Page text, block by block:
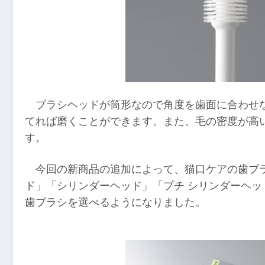
ブラシヘッドが筒形なので角度を歯面に合わ
てれば磨くことができます。また、毛の密度が
す。
今回の新商品の追加によって、猫口ケアの歯
ド」「シリンダーヘッド」「プチ シリンダーヘ
歯ブラシを選べるようになりました。